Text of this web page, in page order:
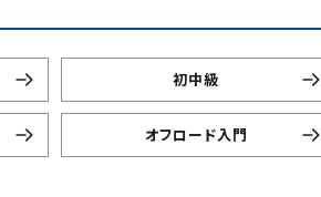
初中級
オフロード入門